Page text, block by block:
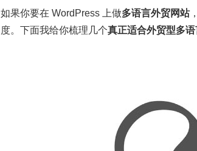
如果你要在 WordPress 上做多语言外贸网站
度。下面我给你梳理几个真正适合外贸型多